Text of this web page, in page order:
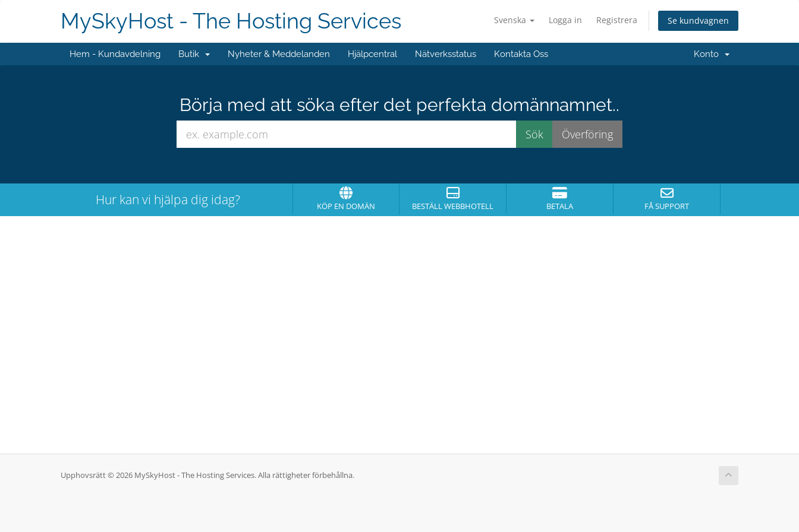
Svenska Logga in Registrera Se kundvagnen
MySkyHost - The Hosting Services
Hem - Kundavdelning Butik Nyheter & Meddelanden Hjälpcentral Nätverksstatus Kontakta Oss Konto
Börja med att söka efter det perfekta domännamnet..
Hur kan vi hjälpa dig idag? KÖP EN DOMÄN BESTÄLL WEBBHOTELL BETALA FÅ SUPPORT
Upphovsrätt © 2026 MySkyHost - The Hosting Services. Alla rättigheter förbehållna.